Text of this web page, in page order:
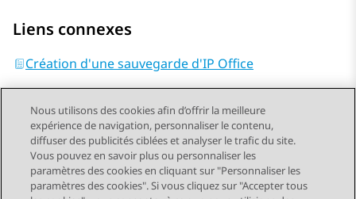
Liens connexes
Création d'une sauvegarde d'IP Office
Send Feedback
Nous utilisons des cookies afin d’offrir la meilleure
expérience de navigation, personnaliser le contenu,
diffuser des publicités ciblées et analyser le trafic du site.
Vous pouvez en savoir plus ou personnaliser les
paramètres des cookies en cliquant sur "Personnaliser les
paramètres des cookies". Si vous cliquez sur "Accepter tous